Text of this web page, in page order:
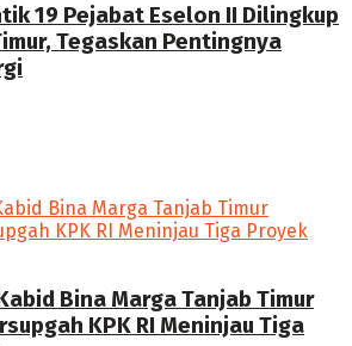
19 Pejabat Eselon II Dilingkup
Tegaskan Pentingnya
Bina Marga Tanjab Timur
KPK RI Meninjau Tiga